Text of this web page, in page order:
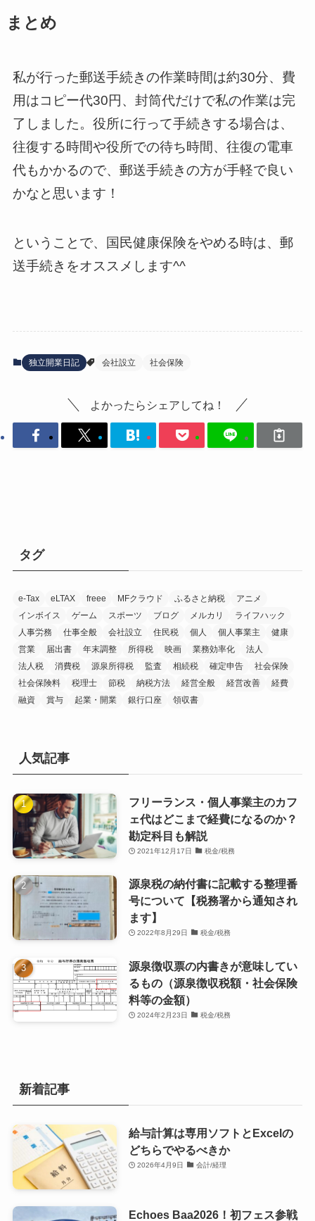
まとめ
私が行った郵送手続きの作業時間は約30分、費
用はコピー代30円、封筒代だけで私の作業は完
了しました。役所に行って手続きする場合は、
往復する時間や役所での待ち時間、往復の電車
代もかかるので、郵送手続きの方が手軽で良い
かなと思います！
ということで、国民健康保険をやめる時は、郵
送手続きをオススメします^^
独立開業日記 会社設立 社会保険
よかったらシェアしてね！
タグ
e-Tax eLTAX freee MFクラウド ふるさと納税
アニメ
インボイス
ゲーム スポーツ ブログ メルカリ
ライフハック
人事労務
仕事全般 会社設立 住民税 個人 個人事業主
健康
営業
届出書 年末調整 所得税 映画 業務効率化
法人
法人税
消費税 源泉所得税 監査 相続税 確定申告
社会保険
社会保険料
税理士 節税 納税方法 経営全般 経営改善
経費
融資
賞与 起業・開業 銀行口座 領収書
人気記事
フリーランス・個人事業主のカフ
ェ代はどこまで経費になるのか？
勘定科目も解説
2021年12月17日 税金/税務
源泉税の納付書に記載する整理番
号について【税務署から通知され
ます】
2022年8月29日 税金/税務
源泉徴収票の内書きが意味してい
るもの（源泉徴収税額・社会保険
料等の金額）
2024年2月23日 税金/税務
新着記事
給与計算は専用ソフトとExcelの
どちらでやるべきか
2026年4月9日 会計/経理
Echoes Baa2026！初フェス参戦